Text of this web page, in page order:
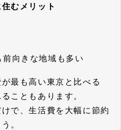
むメリット
向きな地域も多い
最も高い東京と比べる
こともあります。
で、生活費を大幅に節約
。